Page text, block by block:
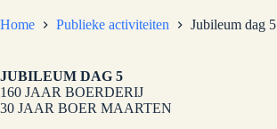
Home Publieke activiteiten Jubileum dag 5
JUBILEUM DAG 5
160 JAAR BOERDERIJ
30 JAAR BOER MAARTEN